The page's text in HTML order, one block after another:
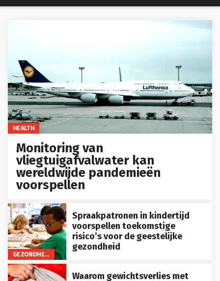
HEALTH
Monitoring van
vliegtuigafvalwater kan
wereldwijde pandemieën
voorspellen
GEZONDHEID
Spraakpatronen in kindertijd
voorspellen toekomstige
risico’s voor de geestelijke
gezondheid
Waarom gewichtsverlies met